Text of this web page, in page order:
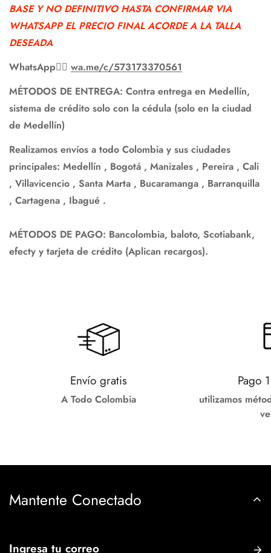
BASE Y NO DEFINITIVO HASTA CONFIRMAR VIA
WHATSAPP EL PRECIO FINAL ACORDE A LA TALLA
DESEADA
WhatsApp👉🏻 wa.me/c/573173370561
MÉTODOS DE ENTREGA: Contra entrega en Medellín,
sistema de crédito solo con la cédula (solo en la ciudad
de Medellín)
Realizamos envíos a todo Colombia y sus ciudades
principales: Medellín , Bogotá , Manizales , Pereira , Cali
, Villavicencio , Santa Marta , Bucaramanga , Barranquilla
, Cartagena , Ibagué .
MÉTODOS DE PAGO: Bancolombia, baloto, Scotiabank,
efecty y tarjeta de crédito (Aplican recargos).
Envío gratis
A Todo Colombia
Pago
utilizamos
Mantente Conectado
No, I'm not Yes, I am